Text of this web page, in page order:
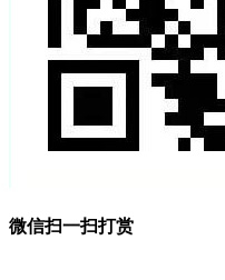
微信扫一扫打赏